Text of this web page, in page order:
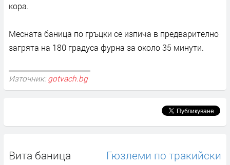
кора.
Месната баница по гръцки се изпича в предварително
загрята на 180 градуса фурна за около 35 минути.
Източник: gotvach.bg
Вита баница Гюзлеми по тракийски